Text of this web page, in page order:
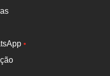
•